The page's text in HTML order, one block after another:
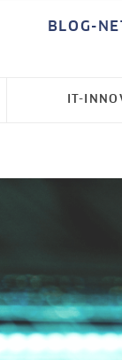
BLOG-
IT-